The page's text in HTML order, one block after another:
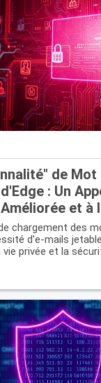
de Mot
: Un
et à
chargement des
d'e-mails
privée et la